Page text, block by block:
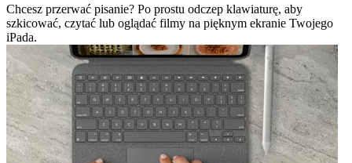
Chcesz przerwać pisanie? Po prostu odczep klawiaturę, aby
szkicować, czytać lub oglądać filmy na pięknym ekranie Twojego
iPada.